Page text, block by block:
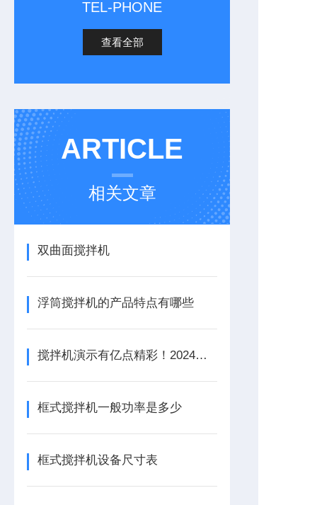
TEL-PHONE
查看全部
ARTICLE
相关文章
双曲面搅拌机
浮筒搅拌机的产品特点有哪些
搅拌机演示有亿点精彩！2024上海环博会：还得是兰江水处理
框式搅拌机一般功率是多少
框式搅拌机设备尺寸表